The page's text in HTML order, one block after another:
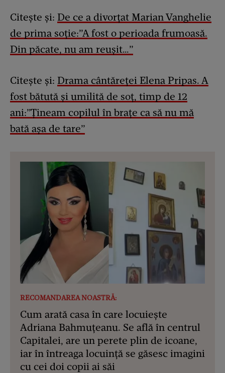
Citește și: De ce a divorțat Marian Vanghelie
de prima soție:”A fost o perioada frumoasă.
Din păcate, nu am reușit…”
Citește și: Drama cântăreței Elena Pripas. A
fost bătută și umilită de soț, timp de 12
ani:”Țineam copilul în brațe ca să nu mă
bată așa de tare”
RECOMANDAREA NOASTRĂ:
Cum arată casa în care locuiește
Adriana Bahmuțeanu. Se află în centrul
Capitalei, are un perete plin de icoane,
iar în întreaga locuință se găsesc imagini
cu cei doi copii ai săi